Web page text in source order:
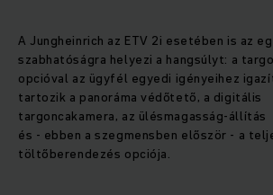
A Jungheinrich az ETV 2i esetében is az
szabhatóságra helyezi a hangsúlyt: a
opcióval az ügyfél egyedi igényeihez
tartozik a panoráma védőtető, a digitális
targoncakamera, az ülésmagasság-állítás
és - ebben a szegmensben először - a
töltőberendezés opciója.